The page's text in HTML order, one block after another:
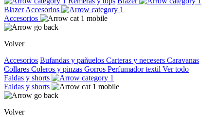
Blazer Accesorios
Accesorios
Volver
Accesorios Bufandas y pañuelos Carteras y necesers Caravanas
Collares Coleros y pinzas Gorros Perfumador textil Ver todo
Faldas y shorts
Faldas y shorts
Volver